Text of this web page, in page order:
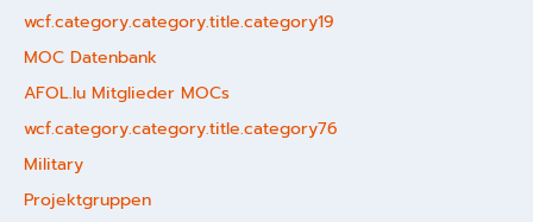
wcf.category.category.title.category19
MOC Datenbank
AFOL.lu Mitglieder MOCs
wcf.category.category.title.category76
Military
Projektgruppen